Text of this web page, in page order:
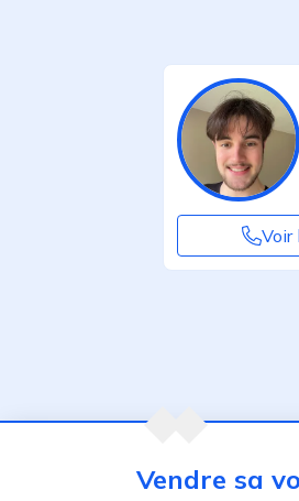
Voir
Agent précédentVendre sa